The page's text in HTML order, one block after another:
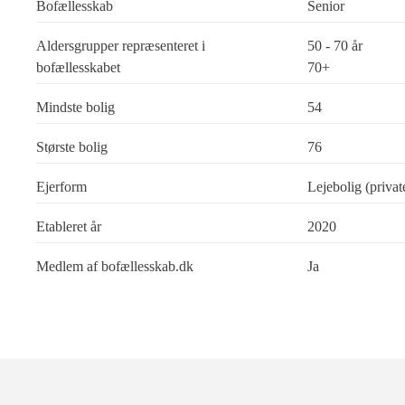
Bofællesskab Senior
Aldersgrupper repræsenteret i
bofællesskabet
50 - 70 år
70+
Mindste bolig 54
Største bolig 76
Ejerform Lejebolig
Etableret år 2020
Medlem af bofællesskab.dk Ja